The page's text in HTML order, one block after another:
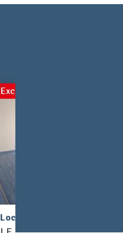
Exclusivité
Location - Appartement 1